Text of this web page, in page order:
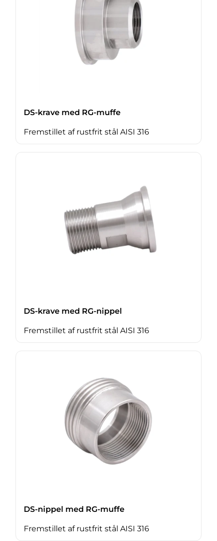
DS-krave med RG-muffe
Fremstillet af rustfrit stål AISI 316
DS-krave med RG-nippel
Fremstillet af rustfrit stål AISI 316
DS-nippel med RG-muffe
Fremstillet af rustfrit stål AISI 316